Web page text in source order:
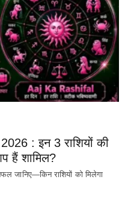
: इन 3 राशियों की
हैं शामिल?
जानिए—किन राशियों को मिलेगा